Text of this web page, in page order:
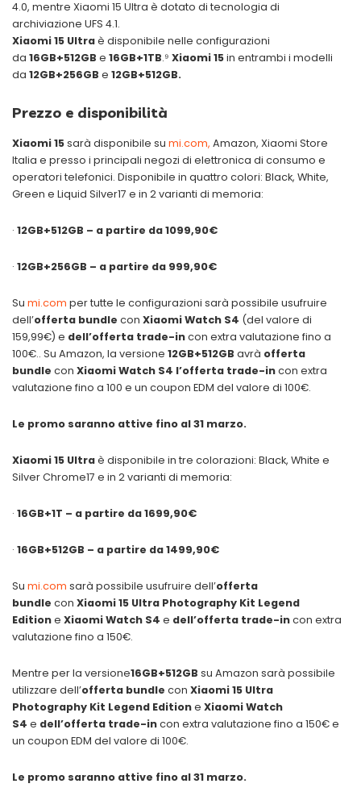
4.0, mentre Xiaomi 15 Ultra è dotato di tecnologia di
archiviazione UFS 4.1.
Xiaomi 15 Ultraè disponibile nelle configurazioni
da 16GB+512GB e 16GB+1TB.⁹ Xiaomi 15in entrambi i modelli
da 12GB+256GB e 12GB+512GB.
Prezzo e disponibilità
Xiaomi 15sarà disponibile su mi.com, Amazon, Xiaomi Store
Italia e presso i principali negozi di elettronica di consumo e
operatori telefonici. Disponibile in quattro colori: Black, White,
Green e Liquid Silver17 e in 2 varianti di memoria:
· 12GB+512GB – a partire da 1099,90€
· 12GB+256GB – a partire da 999,90€
Su mi.com per tutte le configurazioni sarà possibile usufruire
dell’offerta bundle con Xiaomi Watch S4 (del valore di
159,99€) e dell’offerta trade-incon extra valutazione fino a
100€.. Su Amazon, la versione 12GB+512GB avrà offerta
bundle con Xiaomi Watch S4 l’offerta trade-incon extra
valutazione fino a 100 e un coupon EDM del valore di 100€.
Le promo saranno attive fino al 31 marzo.
Xiaomi 15 Ultraè disponibile in tre colorazioni: Black, White e
Silver Chrome17 e in 2 varianti di memoria:
· 16GB+1T – a partire da 1699,90€
· 16GB+512GB – a partire da 1499,90€
Su mi.com sarà possibile usufruire dell’offerta
bundle con Xiaomi 15 Ultra Photography Kit Legend
Editione Xiaomi Watch S4 e dell’offerta trade-incon extra
valutazione fino a 150€.
Mentre per la versione16GB+512GB su Amazon sarà possibile
utilizzare dell’offerta bundle con Xiaomi 15 Ultra
Photography Kit Legend Editione Xiaomi Watch
S4 e dell’offerta trade-incon extra valutazione fino a 150€ e
un coupon EDM del valore di 100€.
Le promo saranno attive fino al 31 marzo.